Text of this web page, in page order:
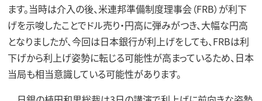
ます。当時は介入の後、米連邦準備制度理事会（FRB）が利下
げを示唆したことでドル売り・円高に弾みがつき、大幅な円高
となりましたが、今回は日本銀行が利上げをしても、FRBは利
下げから利上げ姿勢に転じる可能性が高まっているため、日本
当局も相当意識している可能性があります。